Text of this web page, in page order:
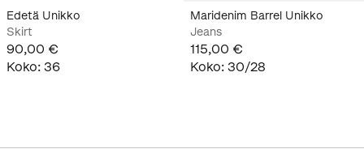
Edetä Unikko
Skirt
90,00 €
Koko: 36
Maridenim Barrel Unikko
Jeans
115,00 €
Koko: 30/28